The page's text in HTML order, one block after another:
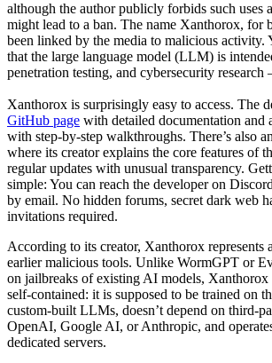
although the author publicly forbids such uses
might lead to a ban. The name Xanthorox, for
been linked by the media to malicious activity.
that the large language model (LLM) is
penetration testing, and cybersecurity
Xanthorox is surprisingly easy to access. The
GitHub page with detailed documentation and
with step-by-step walkthroughs. There’s also
where its creator explains the core features of
regular updates with unusual transparency.
simple: You can reach the developer on
by email. No hidden forums, secret dark web
invitations required.
According to its creator, Xanthorox represents
earlier malicious tools. Unlike WormGPT or
on jailbreaks of existing AI models,
self-contained: it is supposed to be trained on
custom-built LLMs, doesn’t depend on third-
OpenAI, Google AI, or Anthropic, and
dedicated servers.